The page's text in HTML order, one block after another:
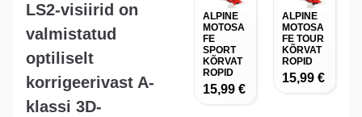
LS2-visiirid on
valmistatud
optiliselt
korrigeerivast A-
klassi 3D-
ALPINE
MOTOSA
FE
SPORT
KÕRVAT
ROPID
15,99 €
ALPINE
MOTOSA
FE TOUR
KÕRVAT
ROPID
15,99 €